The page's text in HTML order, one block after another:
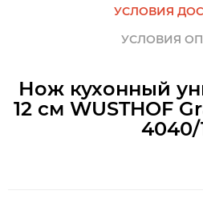
УСЛОВИЯ
УСЛОВИЯ
Нож кухонный
12 см WUSTHOF
4040/